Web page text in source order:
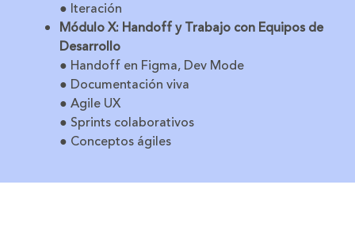
● Iteración
Módulo X: Handoff y Trabajo con Equipos de
Desarrollo
● Handoff en Figma, Dev Mode
● Documentación viva
● Agile UX
● Sprints colaborativos
● Conceptos ágiles